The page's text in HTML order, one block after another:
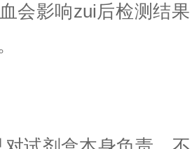
会影响zui后检测结